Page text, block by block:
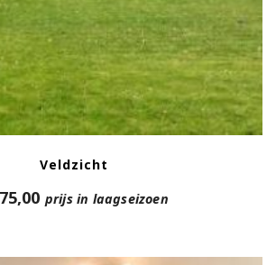
Veldzicht
prijs in laagseizoen